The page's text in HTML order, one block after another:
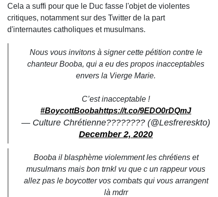
Cela a suffi pour que le Duc fasse l'objet de violentes
critiques, notamment sur des Twitter de la part
d'internautes catholiques et musulmans.
Nous vous invitons à signer cette pétition contre le
chanteur Booba, qui a eu des propos inacceptables
envers la Vierge Marie.
C’est inacceptable !
#BoycottBoobahttps://t.co/9EDO0rDQmJ
— Culture Chrétienne???????? (@Lesfrereskto)
December 2, 2020
Booba il blasphème violemment les chrétiens et
musulmans mais bon trnkl vu que c un rappeur vous
allez pas le boycotter vos combats qui vous arrangent
là mdrr